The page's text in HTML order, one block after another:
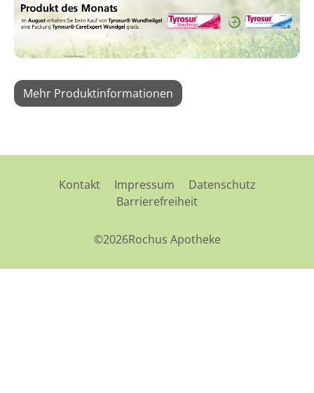
Mehr Produktinformationen
Kontakt Impressum
Datenschutz
Barrierefreiheit
©2026Rochus Apotheke